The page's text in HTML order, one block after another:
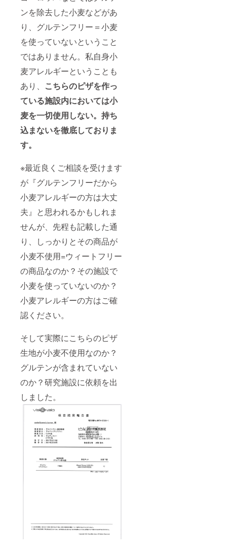
ンを除去した小麦などがあ
り、グルテンフリー＝小麦
を使っていないということ
ではありません。私自身小
麦アレルギーということも
あり、 こちらのピザを作っ
ている施設内においては小
麦を一切使用しない。持ち
込まないを徹底しておりま
す。
※最近良くご相談を受けます
が『グルテンフリーだから
小麦アレルギーの方は大丈
夫』と思われるかもしれま
せんが、先程も記載した通
り、
しっかりとその商品が
小麦不使用=ウィートフリー
の商品なのか？その施設で
小麦を使っていないのか？
小麦アレルギーの方はご確
認ください。
そして実際にこちらのピザ
生地が小麦不使用なのか？
グルテンが含まれていない
のか？研究施設に依頼を出
しました。